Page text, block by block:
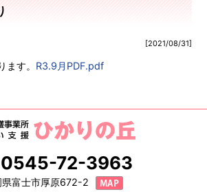
[2021/08/31]
ます。 R3.9月PDF.pdf
0545-72-3963
県富士市厚原672-2